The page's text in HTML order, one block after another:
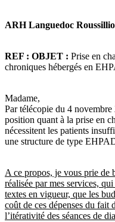
ARH Languedoc
REF : OBJET : Prise en
chroniques hébergés en
Madame,
Par télécopie du 4
position quant à la prise en
nécessitent les patients
une structure de type
A ce propos, je vous prie de
réalisée par mes services,
textes en vigueur, que les
coût de ces dépenses du fait
l’itérativité des séances de